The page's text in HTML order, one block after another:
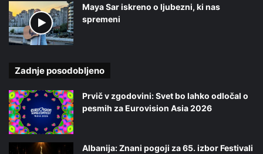
Maya Sar iskreno o ljubezni, ki nas
spremeni
Zadnje posodobljeno
Prvič v zgodovini: Svet bo lahko odločal o
pesmih za Eurovision Asia 2026
Albanija: Znani pogoji za 65. izbor Festivali